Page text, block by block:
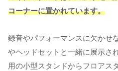
コーナーに置かれています。
録音やパフォーマンスに欠かせ
やヘッドセットと一緒に展示さ
用の小型スタンドからフロアス